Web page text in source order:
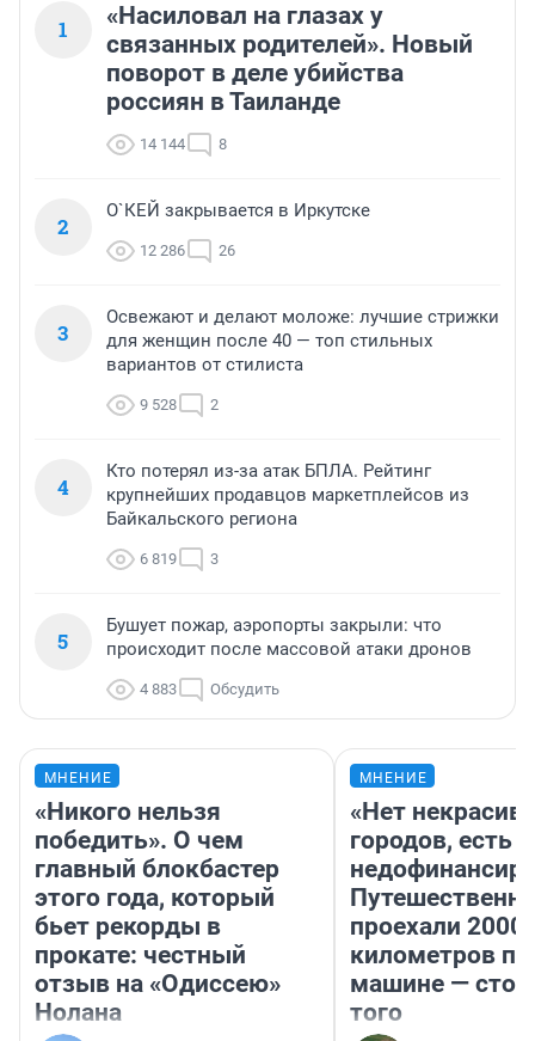
1
«Насиловал на глазах у
связанных родителей». Новый
поворот в деле убийства
россиян в Таиланде
14 144 8
2
О`КЕЙ закрывается в Иркутске
12 286 26
3
Освежают и делают моложе: лучшие стрижки
для женщин после 40 — топ стильных
вариантов от стилиста
9 528 2
4
Кто потерял из-за атак БПЛА. Рейтинг
крупнейших продавцов маркетплейсов из
Байкальского региона
6 819 3
5
Бушует пожар, аэропорты закрыли: что
происходит после массовой атаки дронов
4 883 Обсудить
МНЕНИЕ
«Никого нельзя
победить». О чем
главный блокбастер
этого года, который
бьет рекорды в
прокате: честный
отзыв на «Одиссею»
Нолана
МНЕНИЕ
«Нет
городов, есть
проехали 2000
километров по
машине —
того